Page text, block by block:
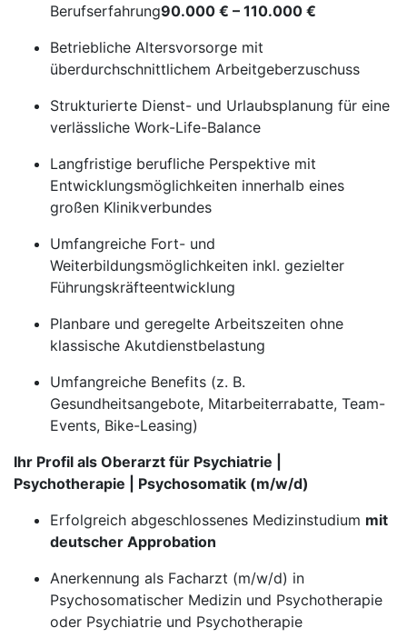
Berufserfahrung90.000 € – 110.000 €
Betriebliche Altersvorsorge mit
überdurchschnittlichem Arbeitgeberzuschuss
Strukturierte Dienst- und Urlaubsplanung für eine
verlässliche Work-Life-Balance
Langfristige berufliche Perspektive mit
Entwicklungsmöglichkeiten innerhalb eines
großen Klinikverbundes
Umfangreiche Fort- und
Weiterbildungsmöglichkeiten inkl. gezielter
Führungskräfteentwicklung
Planbare und geregelte Arbeitszeiten ohne
klassische Akutdienstbelastung
Umfangreiche Benefits (z. B.
Gesundheitsangebote, Mitarbeiterrabatte, Team-
Events, Bike-Leasing)
Ihr Profil als Oberarzt für Psychiatrie |
Psychotherapie | Psychosomatik (m/w/d)
Erfolgreich abgeschlossenes Medizinstudium mit
deutscher Approbation
Anerkennung als Facharzt (m/w/d) in
Psychosomatischer Medizin und Psychotherapie
oder Psychiatrie und Psychotherapie